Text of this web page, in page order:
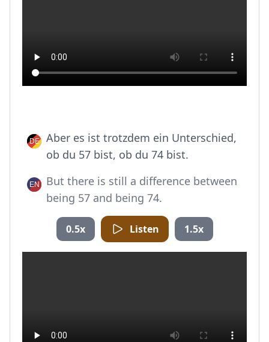
Aber es ist trotzdem ein Unterschied,
ob du 57 bist, ob du 74 bist.
But there is still a difference between
being 57 and being 74.
0.5x Listen 1.5x